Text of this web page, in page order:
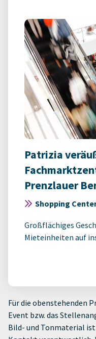
Patrizia
Prenzlauer
Shopping
Großflächiges
Mieteinheiten auf
Für die obenstehenden
Event bzw. das
Bild- und Tonmaterial ist